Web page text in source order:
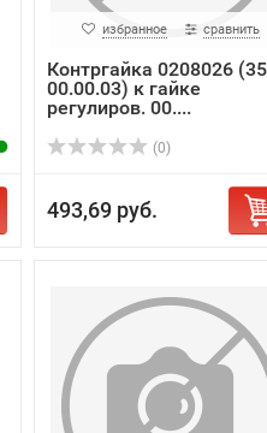
избранное сравнить
Контргайка 0208026
00.00.03) к гайке
регулиров. 00....
(0)
493,69 руб.